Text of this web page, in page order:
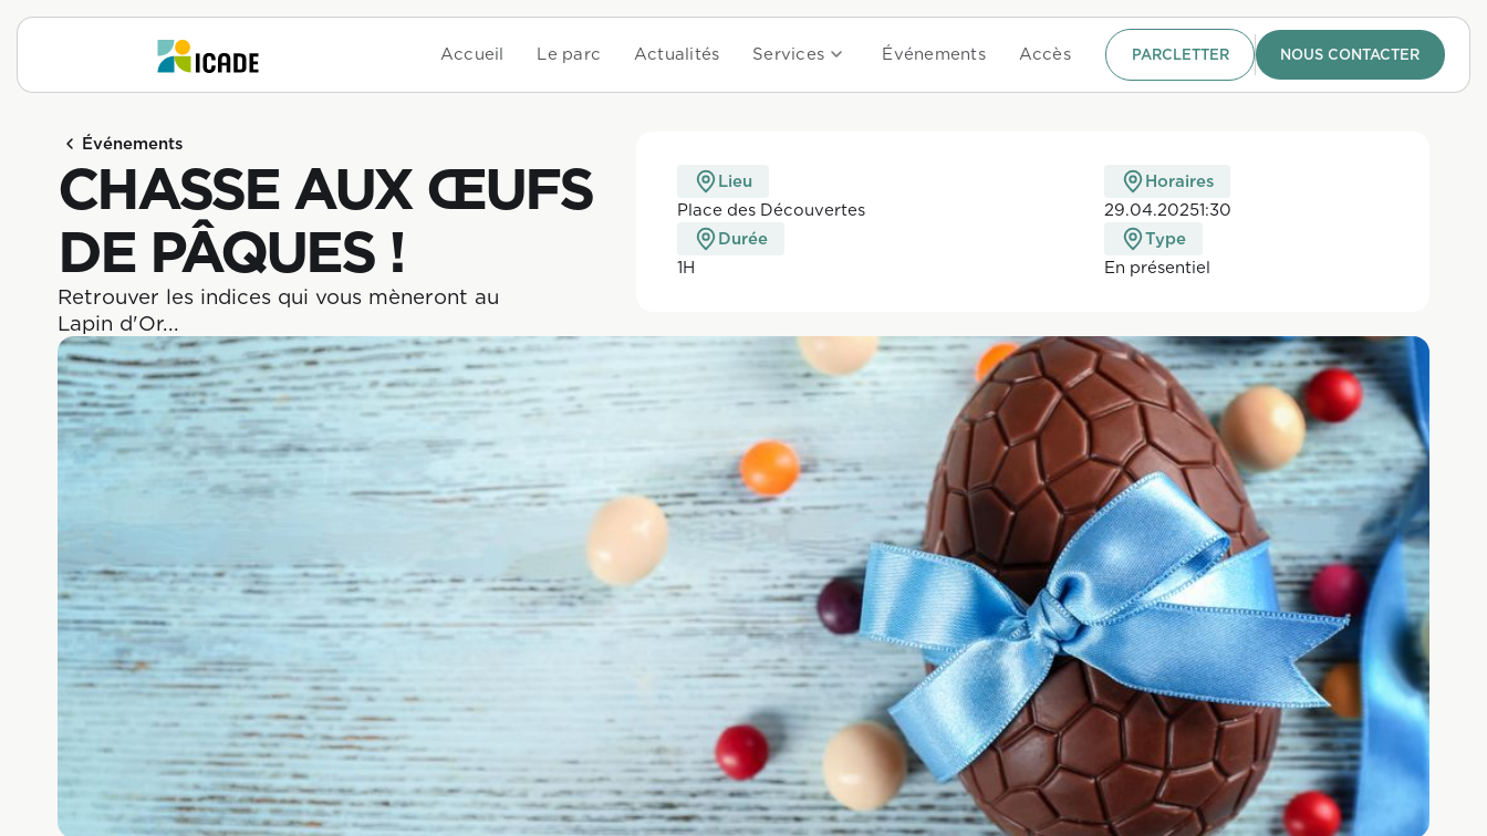
Accueil Le parc Actualités Services Événements Accès PARCLETTER NOUS CONTACTER
Événements
CHASSE AUX ŒUFS
DE PÂQUES !
Retrouver les indices qui vous mèneront au
Lapin d'Or...
Lieu
Place des Découvertes
Horaires
29.04.20251:30
Durée
1H
Type
En